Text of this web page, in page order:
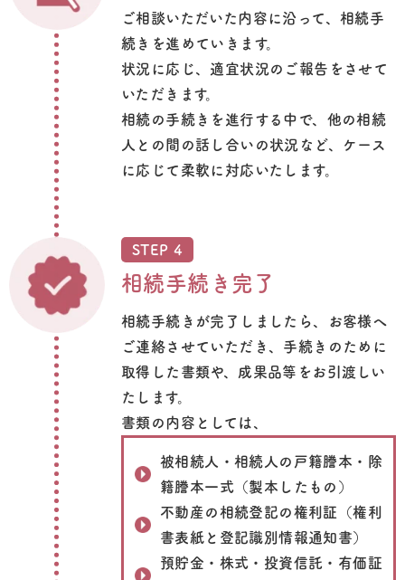
ご相談いただいた内容に沿って、相続手
続きを進めていきます。
状況に応じ、適宜状況のご報告をさせて
いただきます。
相続の手続きを進行する中で、他の相続
人との間の話し合いの状況など、ケース
に応じて柔軟に対応いたします。
STEP 4
相続手続き完了
相続手続きが完了しましたら、お客様へ
ご連絡させていただき、手続きのために
取得した書類や、成果品等をお引渡しい
たします。
書類の内容としては、
被相続人・相続人の戸籍謄本・除
籍謄本一式（製本したもの）
不動産の相続登記の権利証（権利
書表紙と登記識別情報通知書）
預貯金・株式・投資信託・有価証